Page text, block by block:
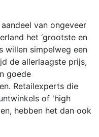
van ongeveer
het ‘grootste en
willen simpelweg een
de allerlaagste prijs,
goede
Retailexperts die
of 'high
hebben het dan ook